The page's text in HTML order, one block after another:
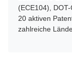
(ECE104),
20 aktiven
zahlreiche